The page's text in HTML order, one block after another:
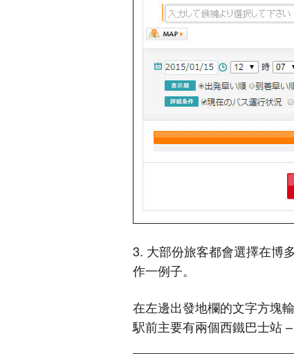
3. 大部份旅客都會選擇在博
作一例子。
在左邊出發地欄的文字方塊
駅前主要有兩個西鐵巴士站 –